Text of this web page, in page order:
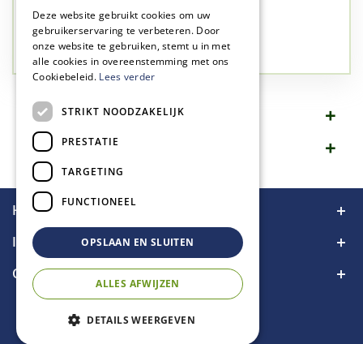
✅77 jaar familie bedrijf
✅Groen, dat is wat we doen
Omschrijving
Specificaties
Handige links
Informatie
Contact
Deze website gebruikt cookies om uw
gebruikerservaring te verbeteren. Door
onze website te gebruiken, stemt u in met
alle cookies in overeenstemming met ons
Cookiebeleid. Lees verder
STRIKT NOODZAKELIJK
PRESTATIE
TARGETING
FUNCTIONEEL
OPSLAAN EN SLUITEN
ALLES AFWIJZEN
DETAILS WEERGEVEN